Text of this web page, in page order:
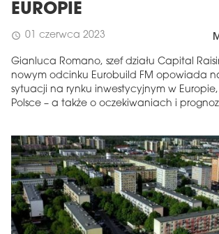
EUROPIE
schedule 01 czerwca 2023
Gianluca Romano, szef działu Capital
nowym odcinku Eurobuild FM opowiada
sytuacji na rynku inwestycyjnym w Europie,
Polsce – a także o oczekiwaniach i